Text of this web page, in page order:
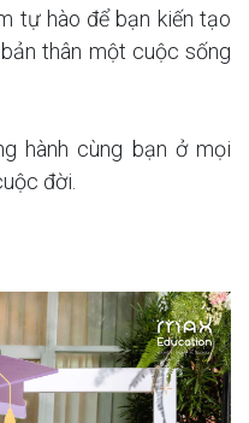
tự hào để bạn kiến tạo
thân một cuộc sống
hành cùng bạn ở mọi
đời.